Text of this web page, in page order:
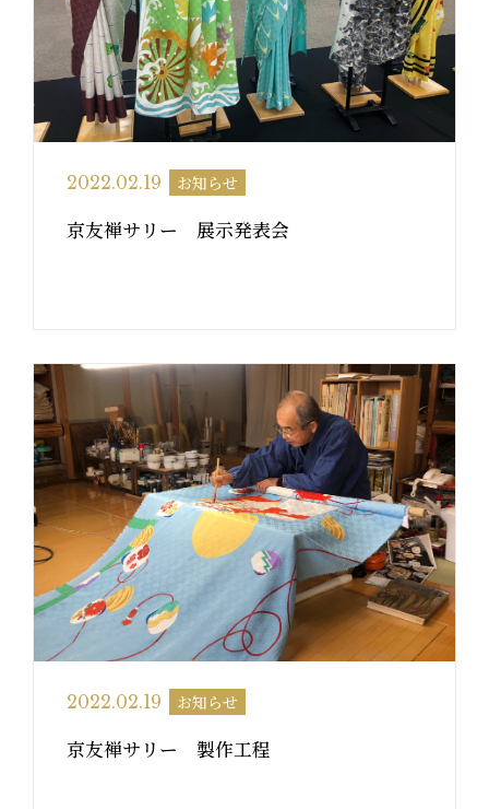
2022.02.19 お知らせ
京友禅サリー 展示発表会
2022.02.19 お知らせ
京友禅サリー 製作工程